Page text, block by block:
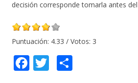
decisión corresponde tomarla antes
Puntuación: 4.33 / Votos: 3
F T